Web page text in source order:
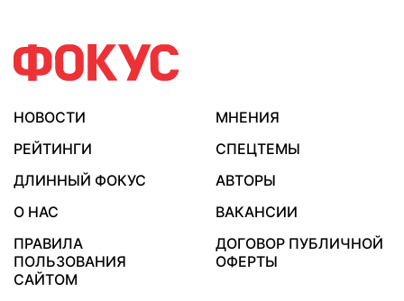
НОВОСТИ
МНЕНИЯ
РЕЙТИНГИ
СПЕЦТЕМЫ
ДЛИННЫЙ ФОКУС
АВТОРЫ
О НАС
ВАКАНСИИ
ПРАВИЛА
ПОЛЬЗОВАНИЯ
САЙТОМ
ДОГОВОР ПУБЛИЧНОЙ
ОФЕРТЫ